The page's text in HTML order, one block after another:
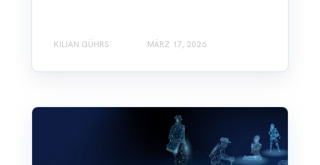
KILIAN GÜHRS MÄRZ 17, 2026